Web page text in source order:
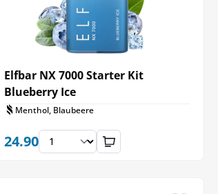
Elfbar NX 7000 Starter Kit
Blueberry Ice
Menthol, Blaubeere
24.90